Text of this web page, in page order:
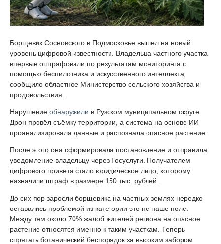
Борщевик Сосновского в Подмосковье вышел на новый
уровень цифровой известности. Владельца частного участка
впервые оштрафовали по результатам мониторинга с
помощью беспилотника и искусственного интеллекта,
сообщило областное Министерство сельского хозяйства и
продовольствия.
Нарушение обнаружили в Рузском муниципальном округе.
Дрон провёл съёмку территории, а система на основе ИИ
проанализировала данные и распознала опасное растение.
После этого она сформировала постановление и отправила
уведомление владельцу через Госуслуги. Получателем
цифрового привета стало юридическое лицо, которому
назначили штраф в размере 150 тыс. рублей.
До сих пор заросли борщевика на частных землях нередко
оставались проблемой из категории это не наше поле.
Между тем около 70% жалоб жителей региона на опасное
растение относятся именно к таким участкам. Теперь
спрятать ботанический беспорядок за высоким забором